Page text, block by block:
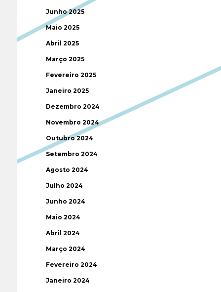
Junho 2025
Maio 2025
Abril 2025
Março 2025
Fevereiro 2025
Janeiro 2025
Dezembro 2024
Novembro 2024
Outubro 2024
Setembro 2024
Agosto 2024
Julho 2024
Junho 2024
Maio 2024
Abril 2024
Março 2024
Fevereiro 2024
Janeiro 2024